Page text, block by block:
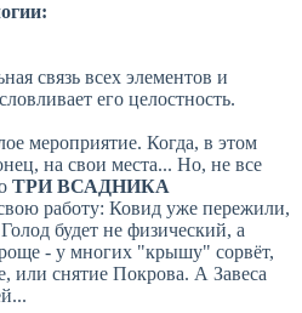
связь всех элементов и
его целостность.
мероприятие. Когда, в этом
на свои места... Но, не все
ТРИ ВСАДНИКА
работу: Ковид уже пережили,
будет не физический, а
- у многих "крышу" сорвёт,
или снятие Покрова. А Завеса